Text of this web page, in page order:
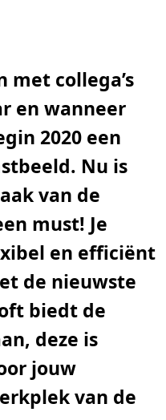
collega’s
en wanneer
2020 een
Nu is
van de
must! Je
en efficiënt
de nieuwste
biedt de
deze is
jouw
van de